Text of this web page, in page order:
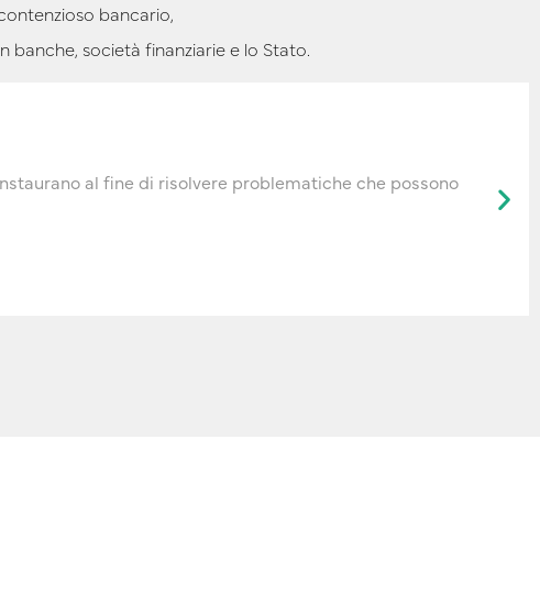
bancario,
società finanziarie e lo Stato.
al fine di risolvere problematiche che possono